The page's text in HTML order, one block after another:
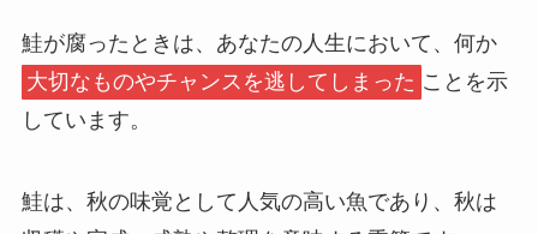
鮭が腐ったときは、あなたの人生において、何か
大切なものやチャンスを逃してしまった ことを示
しています。
鮭は、秋の味覚として人気の高い魚であり、秋は